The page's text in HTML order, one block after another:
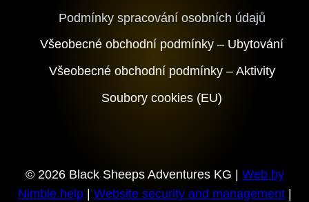
Podmínky spracování osobních údajů
Všeobecné obchodní podmínky – Ubytování
Všeobecné obchodní podmínky – Aktivity
Soubory cookies (EU)
© 2026 Black Sheeps Adventures KG | Web by
Nimble.help| Website security and management|